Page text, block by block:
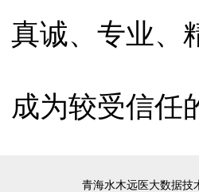
真诚、专业、
成为较受信任
青海水木远医大数据